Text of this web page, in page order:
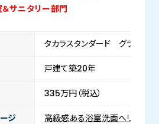
サニタリー部門
タカラスタンダード グラン
戸建て築20年
335万円（税込）
ジ 高級感ある浴室洗面へリフォー